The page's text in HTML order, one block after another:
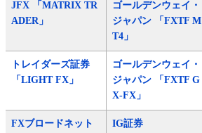
JFX 「MATRIX TR
ADER」
ゴールデンウェイ・
ジャパン 「FXTF M
T4」
トレイダーズ証券
「LIGHT FX」
ゴールデンウェイ・
ジャパン 「FXTF G
X-FX」
FXブロードネット IG証券